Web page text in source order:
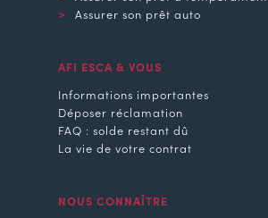
Assurer son prêt auto
AFI ESCA & VOUS
Informations importantes
Déposer réclamation
FAQ : solde restant dû
La vie de votre contrat
NOUS CONNAÎTRE